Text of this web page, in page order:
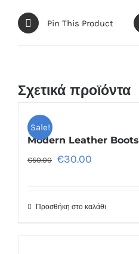
Pin This Product
Σχετικά προϊόντα
Sale!
Modern Leather Boots
€50.00 €30.00
Προσθήκη στο καλάθι